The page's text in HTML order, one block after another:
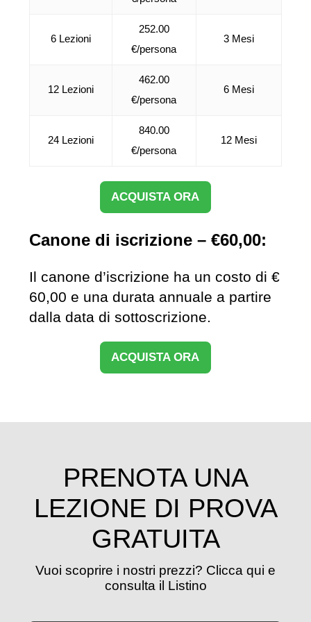
6 Lezioni
252.00
€/persona
3 Mesi
12 Lezioni
462.00
€/persona
6 Mesi
24 Lezioni
840.00
€/persona
12 Mesi
ACQUISTA ORA
Canone di iscrizione – €60,00:
Il canone d’iscrizione ha un costo di €
60,00 e una durata annuale a partire
dalla data di sottoscrizione.
ACQUISTA ORA
PRENOTA UNA
LEZIONE DI PROVA
GRATUITA
Vuoi scoprire i nostri prezzi? Clicca qui e
consulta il Listino